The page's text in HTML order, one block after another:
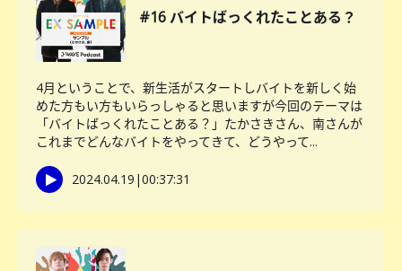
#16 バイトばっくれたことある？
4月ということで、新生活がスタートしバイトを新しく始
めた方もい方もいらっしゃると思いますが今回のテーマは
「バイトばっくれたことある？」たかさきさん、南さんが
これまでどんなバイトをやってきて、どうやって...
2024.04.19 |00:37:31